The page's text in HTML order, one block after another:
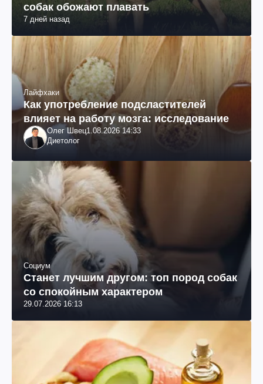
собак обожают плавать
7 дней назад
Лайфхаки
Как употребление подсластителей
влияет на работу мозга: исследование
Олег Швец1.08.2026 14:33
Диетолог
Социум
Станет лучшим другом: топ пород собак
со спокойным характером
29.07.2026 16:13